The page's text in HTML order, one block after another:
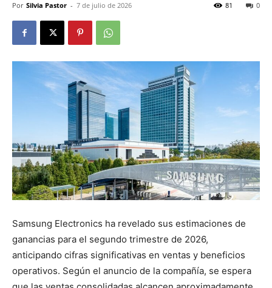
Por Silvia Pastor - 7 de julio de 2026 0
81
Samsung Electronics ha revelado sus estimaciones de
ganancias para el segundo trimestre de 2026,
anticipando cifras significativas en ventas y beneficios
operativos. Según el anuncio de la compañía, se espera